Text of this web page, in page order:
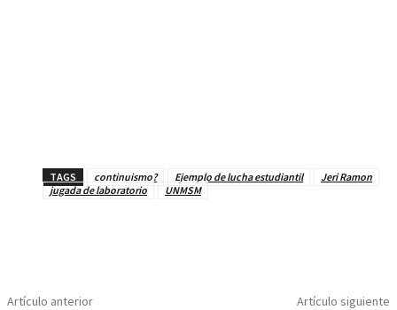
TAGS continuismo? Ejemplo de lucha estudiantil
Jeri Ramon
jugada de laboratorio
UNMSM
Artículo anterior Artículo siguiente